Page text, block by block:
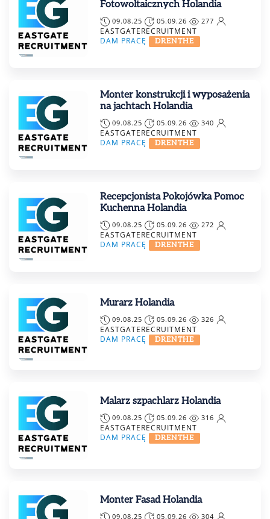
Fotowoltaicznych Holandia
09.08.25 05.09.26 277
EASTGATERECRUITMENT
DAM PRACĘ
DRENTHE
Monter konstrukcji i wyposażenia
na jachtach Holandia
09.08.25 05.09.26 340
EASTGATERECRUITMENT
DAM PRACĘ
DRENTHE
Recepcjonista Pokojówka Pomoc
Kuchenna Holandia
09.08.25 05.09.26 272
EASTGATERECRUITMENT
DAM PRACĘ
DRENTHE
Murarz Holandia
09.08.25 05.09.26 326
EASTGATERECRUITMENT
DAM PRACĘ
DRENTHE
Malarz szpachlarz Holandia
09.08.25 05.09.26 316
EASTGATERECRUITMENT
DAM PRACĘ
DRENTHE
Monter Fasad Holandia
09.08.25 05.09.26 304